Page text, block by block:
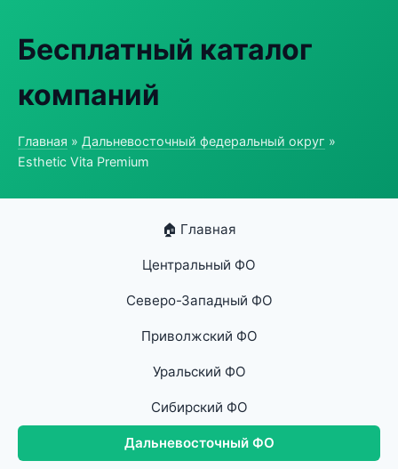
Бесплатный каталог
компаний
Главная » Дальневосточный федеральный округ »
Esthetic Vita Premium
🏠 Главная
Центральный ФО
Северо-Западный ФО
Приволжский ФО
Уральский ФО
Сибирский ФО
Дальневосточный ФО